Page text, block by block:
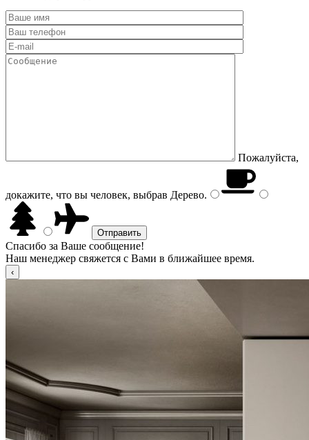
Пожалуйста,
докажите, что вы человек, выбрав Дерево.
Спасибо за Ваше сообщение!
Наш менеджер свяжется с Вами в ближайшее время.